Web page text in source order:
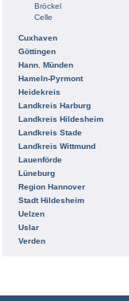
Bröckel
Celle
Cuxhaven
Göttingen
Hann. Münden
Hameln-Pyrmont
Heidekreis
Landkreis Harburg
Landkreis Hildesheim
Landkreis Stade
Landkreis Wittmund
Lauenförde
Lüneburg
Region Hannover
Stadt Hildesheim
Uelzen
Uslar
Verden